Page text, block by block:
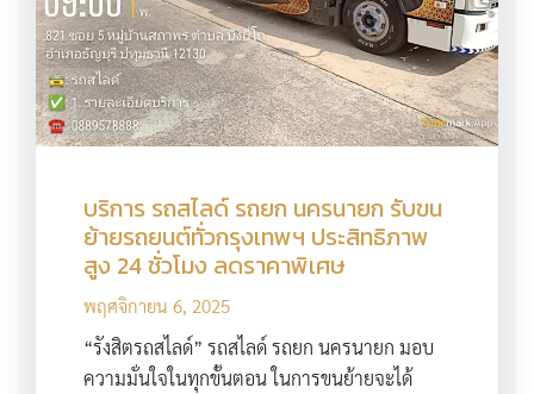
บริการ รถสไลด์ รถยก นครนายก รับขน
ย้ายรถยนต์ทั่วกรุงเทพฯ ประสิทธิภาพ
สูง 24 ชั่วโมง ลดราคาพิเศษ
พฤศจิกายน 6, 2025
“รังสิตรถสไลด์” รถสไลด์ รถยก นครนายก มอบ
ความมั่นใจในทุกขั้นตอน ในการขนย้ายจะได้